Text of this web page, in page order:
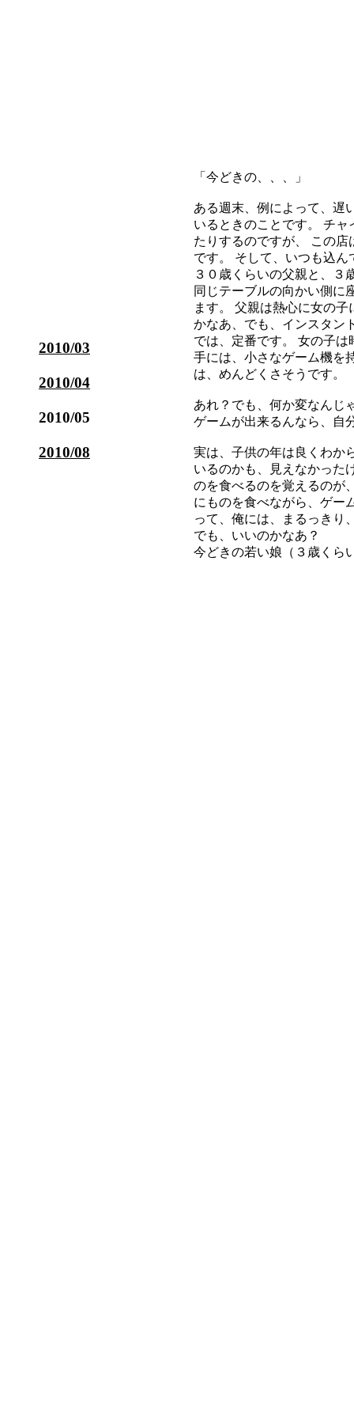
2010/03
2010/04
2010/05
2010/08
「今どきの、、、」
ある週末、例によって、遅
いるときのことです。 チ
たりするのですが、 この
です。 そして、いつも込
３０歳くらいの父親と、３
同じテーブルの向かい側に
ます。 父親は熱心に女の
かなあ、でも、インスタン
では、定番です。 女の子
手には、小さなゲーム機を
は、めんどくさそうです。
あれ？でも、何か変なんじ
ゲームが出来るんなら、自
実は、子供の年は良くわか
いるのかも、見えなかった
のを食べるのを覚えるのが
にものを食べながら、ゲー
って、俺には、まるっきり
でも、いいのかなあ？
今どきの若い娘（３歳くら